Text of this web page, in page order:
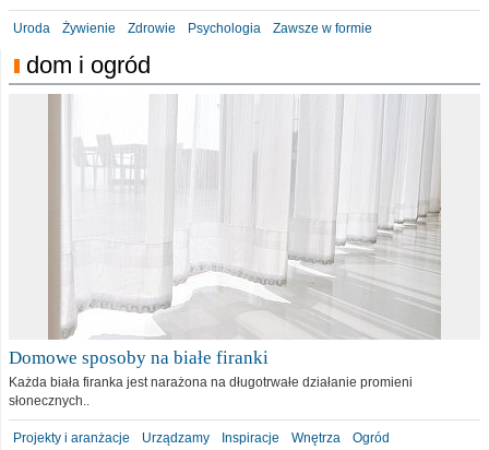
Uroda Żywienie Zdrowie Psychologia Zawsze w formie
dom i ogród
Domowe sposoby na białe firanki
Każda biała firanka jest narażona na długotrwałe działanie promieni
słonecznych..
Projekty i aranżacje Urządzamy Inspiracje Wnętrza Ogród